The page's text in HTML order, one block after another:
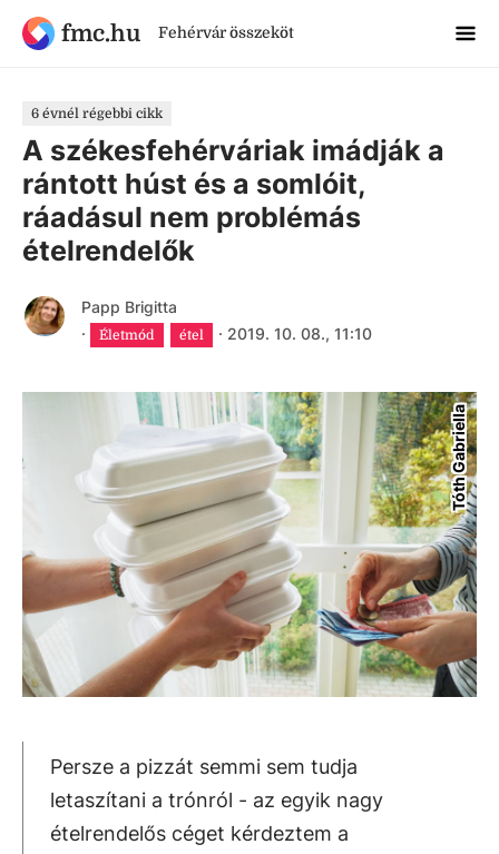
fmc.hu Fehérvár összeköt
6 évnél régebbi cikk
A székesfehérváriak imádják a
rántott húst és a somlóit,
ráadásul nem problémás
ételrendelők
Papp Brigitta
·
Életmód étel · 2019. 10. 08., 11:10
Tóth Gabriella
Persze a pizzát semmi sem tudja
letaszítani a trónról - az egyik nagy
ételrendelős céget kérdeztem a